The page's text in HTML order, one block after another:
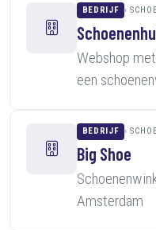
BEDRIJF
Webshop
een
BEDRIJF
Big Shoe
Amsterdam